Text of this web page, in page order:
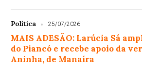
Política 25/07/2026
MAIS ADESÃO: Larúcia Sá
do Piancó e recebe apoio da
Aninha, de Manaíra